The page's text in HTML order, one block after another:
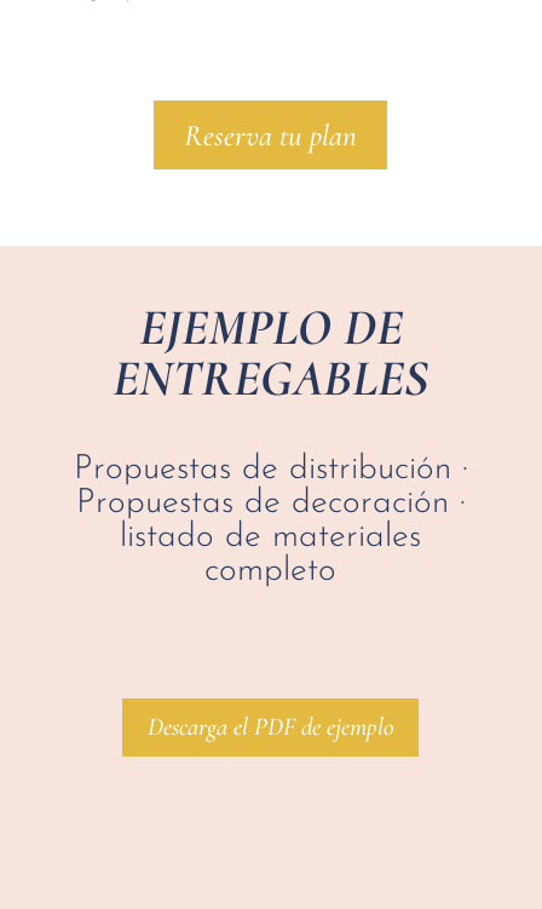
Reserva tu plan
EJEMPLO DE
ENTREGABLES
Propuestas de distribución ·
Propuestas de decoración ·
listado de materiales
completo
Descarga el PDF de ejemplo